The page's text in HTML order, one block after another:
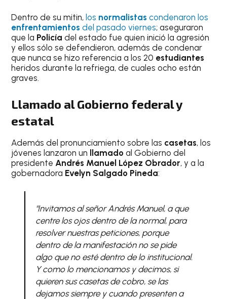
Dentro de su mitin,los normalistas condenaron los
enfrentamientos del pasado viernes; aseguraron
que la Policía del estado fue quien inició la agresión
y ellos sólo se defendieron, además de condenar
que nunca se hizo referencia a los 20 estudiantes
heridos durante la refriega, de cuales ocho están
graves.
Llamado al Gobierno federal y
estatal
Además del pronunciamiento sobre las casetas, los
jóvenes lanzaron un
llamado al Gobierno del
presidenteAndrés Manuel López Obrador, y a la
gobernadora Evelyn Salgado Pineda:
"Invitamos al señor Andrés Manuel, a que
centre los ojos dentro de la normal, para
resolver nuestras peticiones, porque
dentro de la manifestación no se pide
algo que no esté dentro de lo institucional.
Y como lo mencionamos y decimos, si
quieren sus casetas de cobro, se las
dejamos siempre y cuando presenten a